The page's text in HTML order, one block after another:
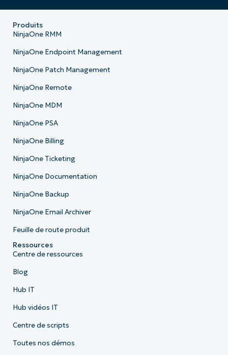
Produits
NinjaOne RMM
NinjaOne Endpoint Management
NinjaOne Patch Management
NinjaOne Remote
NinjaOne MDM
NinjaOne PSA
NinjaOne Billing
NinjaOne Ticketing
NinjaOne Documentation
NinjaOne Backup
NinjaOne Email Archiver
Feuille de route produit
Ressources
Centre de ressources
Blog
Hub IT
Hub vidéos IT
Centre de scripts
Toutes nos démos